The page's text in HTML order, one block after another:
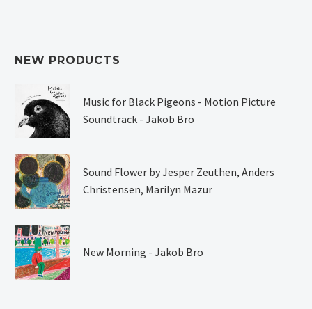
NEW PRODUCTS
Music for Black Pigeons - Motion Picture
Soundtrack - Jakob Bro
Sound Flower by Jesper Zeuthen, Anders
Christensen, Marilyn Mazur
New Morning - Jakob Bro